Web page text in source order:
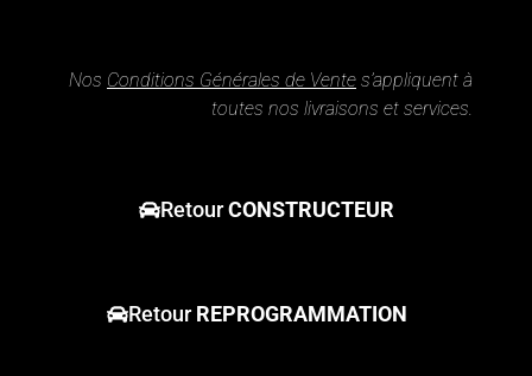
Nos Conditions Générales de Vente s’appliquent à
toutes nos livraisons et services.
RetourCONSTRUCTEUR
RetourREPROGRAMMATION